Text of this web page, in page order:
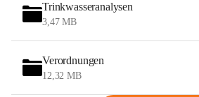
Trinkwasseranalysen
3,47 MB
Verordnungen
12,32 MB